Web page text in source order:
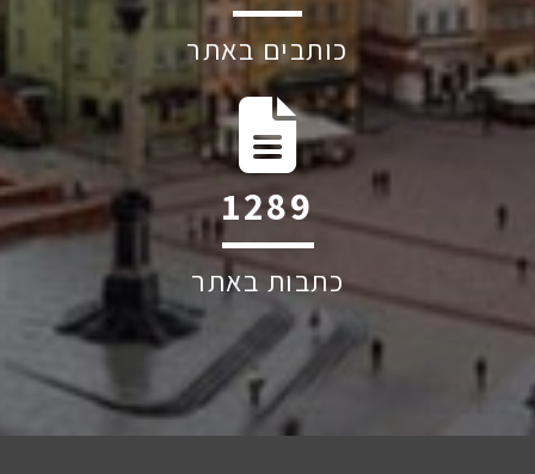
כותבים באתר
1765
כתבות באתר